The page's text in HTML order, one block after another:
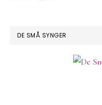
DE SMÅ SYNGER